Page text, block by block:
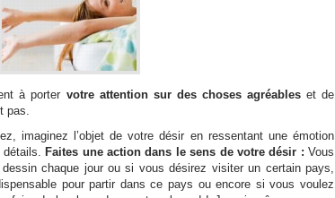
à porter votre attention sur des choses agréables et de
pas.
imaginez l’objet de votre désir en ressentant une émotion
détails.Faites une action dans le sens de votre désir : Vous
chaque jour ou si vous désirez visiter un certain pays,
pour partir dans ce pays ou encore si vous voulez